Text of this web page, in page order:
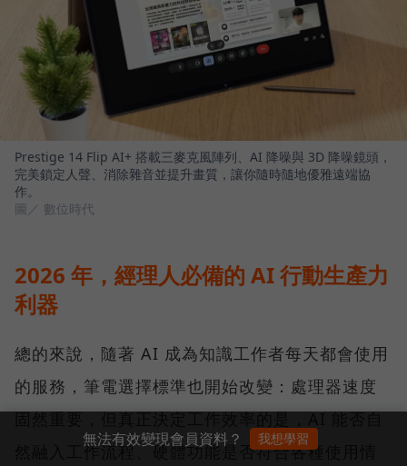
Prestige 14 Flip AI+ 搭載三麥克風陣列、AI 降噪與 3D 降噪鏡頭，
完美鎖定人聲、消除雜音並提升畫質，讓你隨時隨地優雅遠端協
作。
圖／ 數位時代
2026 年，經理人必備的 AI 行動生產力
利器
總的來說，隨著 AI 成為知識工作者每天都會使用
的服務，筆電選擇標準也開始改變：處理器速度
固然重要，但真正決定工作效率的是，AI 能否自
然融入工作流程、硬體功能是否符合各種使用情
無法有效變現會員資料？ 我想學習